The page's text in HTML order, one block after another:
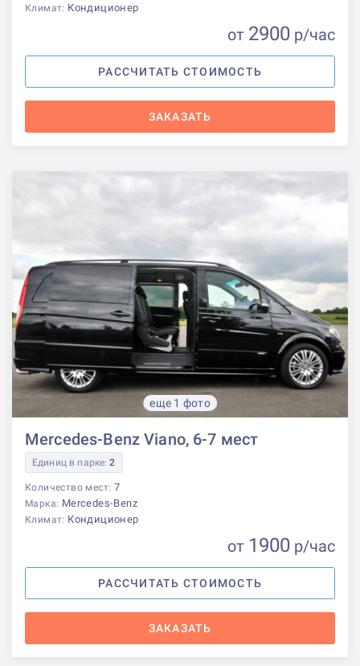
Климат: Кондиционер
от 2900 р/час
РАССЧИТАТЬ СТОИМОСТЬ
ЗАКАЗАТЬ
еще 1 фото
Mercedes-Benz Viano, 6-7 мест
Единиц в парке:2
Количество мест: 7
Марка: Mercedes-Benz
Климат: Кондиционер
от 1900 р/час
РАССЧИТАТЬ СТОИМОСТЬ
ЗАКАЗАТЬ